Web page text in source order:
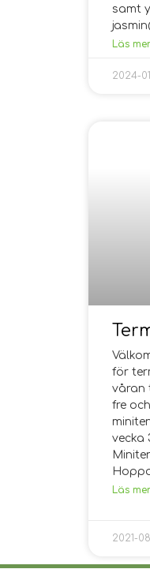
samt
Läs
2024-
för
våran
fre
vecka
Läs
2021-